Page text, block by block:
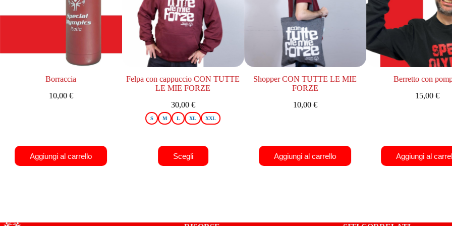
Borraccia
10,00€
Aggiungi al carrello
Felpa con cappuccio CON TUTTE
LE MIE FORZE
30,00€
S M L XL XXL
Scegli
Shopper CON TUTTE LE MIE
FORZE
10,00€
Aggiungi al carrello
Berretto con
15,00€
Aggiungi al